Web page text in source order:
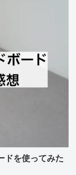
ドを使ってみた